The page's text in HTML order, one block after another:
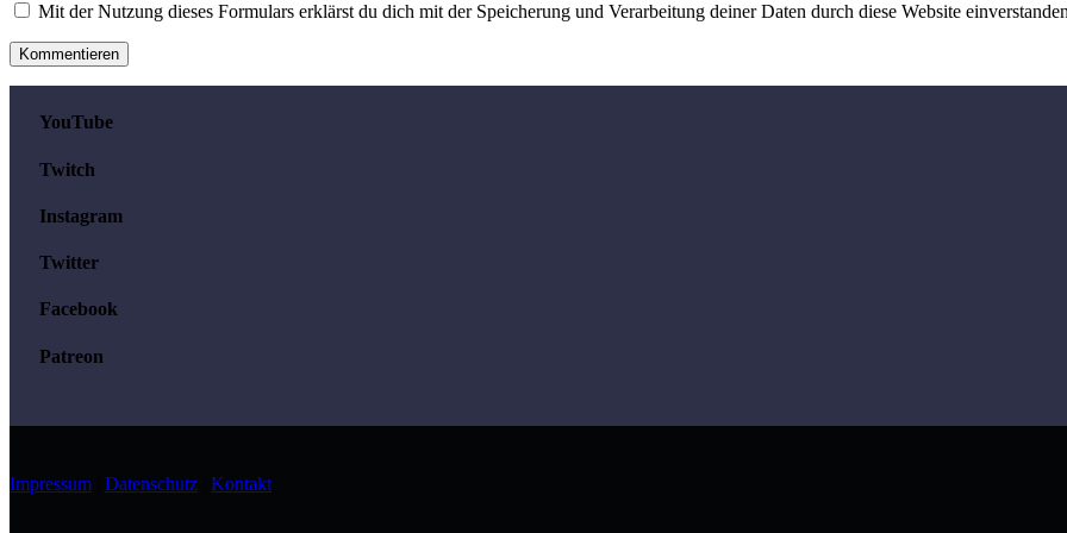
Mit der Nutzung dieses Formulars erklärst du dich mit der Speicherung und Verarbeitung deiner Daten durch diese Website
YouTube
Twitch
Instagram
Twitter
Facebook
Patreon
Impressum Datenschutz Kontakt